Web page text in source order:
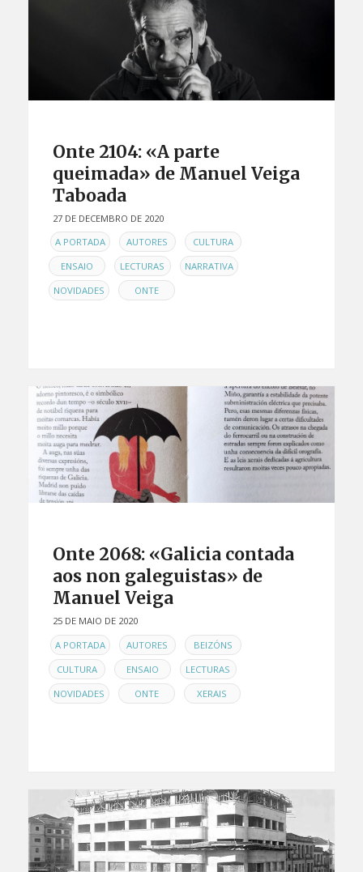
Onte 2104: «A parte
queimada» de Manuel Veiga
Taboada
27 DE DECEMBRO DE 2020
ENA PORTADA , AUTORES , CULTURA ,
ENSAIO , LECTURAS , NARRATIVA ,
NOVIDADES , ONTE
Onte 2068: «Galicia contada
aos non galeguistas» de
Manuel Veiga
25 DE MAIO DE 2020
ENA PORTADA , AUTORES , BEIZÓNS ,
CULTURA , ENSAIO , LECTURAS ,
NOVIDADES , ONTE , XERAIS